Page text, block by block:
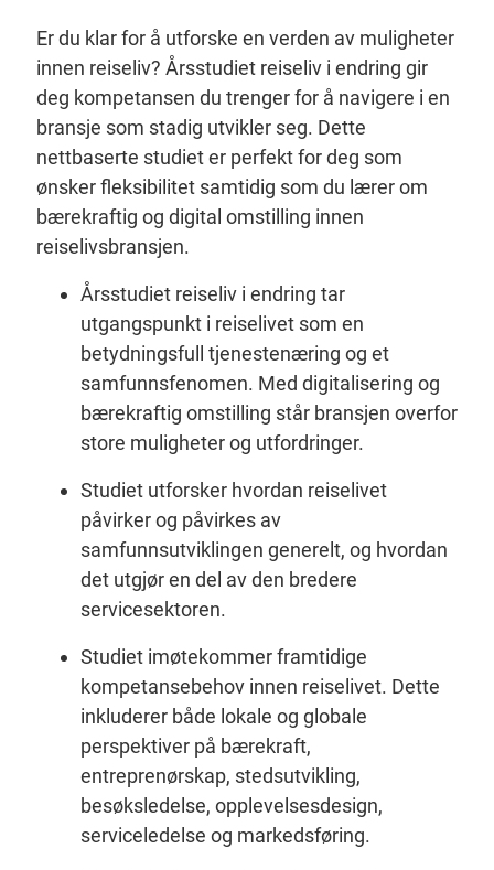
Er du klar for å utforske en verden av muligheter
innen reiseliv? Årsstudiet reiseliv i endring gir
deg kompetansen du trenger for å navigere i en
bransje som stadig utvikler seg. Dette
nettbaserte studiet er perfekt for deg som
ønsker fleksibilitet samtidig som du lærer om
bærekraftig og digital omstilling innen
reiselivsbransjen.
Årsstudiet reiseliv i endring tar
utgangspunkt i reiselivet som en
betydningsfull tjenestenæring og et
samfunnsfenomen. Med digitalisering og
bærekraftig omstilling står bransjen overfor
store muligheter og utfordringer.
Studiet utforsker hvordan reiselivet
påvirker og påvirkes av
samfunnsutviklingen generelt, og hvordan
det utgjør en del av den bredere
servicesektoren.
Studiet imøtekommer framtidige
kompetansebehov innen reiselivet. Dette
inkluderer både lokale og globale
perspektiver på bærekraft,
entreprenørskap, stedsutvikling,
besøksledelse, opplevelsesdesign,
serviceledelse og markedsføring.